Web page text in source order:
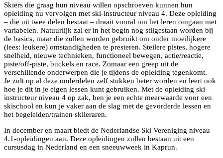
Skiërs die graag hun niveau willen opschroeven kunnen hun
opleiding nu vervolgen met ski-instructeur niveau 4. Deze opleiding
– die uit twee delen bestaat – draait vooral om het leren omgaan met
variabelen. Natuurlijk zal er in het begin nog stilgestaan worden bij
de basics, maar die zullen worden gebruikt om onder moeilijkere
(lees: leukere) omstandigheden te presteren. Steilere pistes, hogere
snelheid, nieuwe technieken, functioneel bewegen, actie/reactie,
piste/off-piste, buckels en race. Zomaar een greep uit de
verschillende onderwerpen die je tijdens de opleiding tegenkomt.
Je zult op al deze onderdelen zelf stukken beter worden en leert ook
hoe je dit in je eigen lessen kunt gebruiken. Met de opleiding ski-
instructeur niveau 4 op zak, ben je een echte meerwaarde voor een
skischool en kun je vaker aan de slag met de gevorderde lessen en
het begeleiden/trainen skileraren.
In december en maart biedt de Nederlandse Ski Vereniging niveau
4.1-opleidingen aan. Deze opleidingen zullen bestaan uit een
cursusdag in Nederland en een sneeuwweek in Kaprun.